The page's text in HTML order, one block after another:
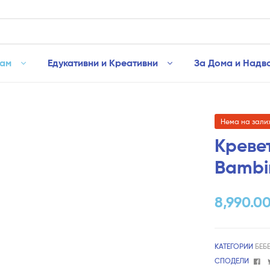
Едукативни и Креативни За Дома и
Нема на
КАТЕГОРИИ
СПОДЕЛИ